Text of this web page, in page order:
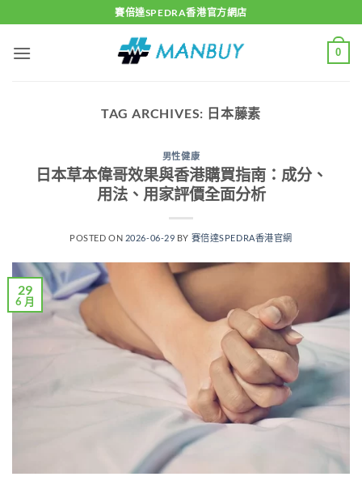
to
content
賽倍達SPEDRA香港官方網店
0
TAG ARCHIVES: 日本藤素
男性健康
日本草本偉哥效果與香港購買指南：成分、
用法、用家評價全面分析
POSTED ON 2026-06-29 BY 賽倍達SPEDRA香港官網
29
6 月